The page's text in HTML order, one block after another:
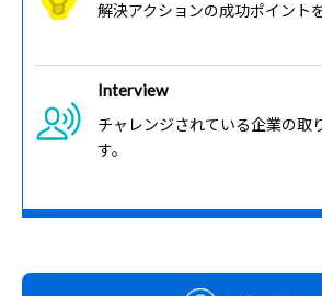
解決アクションの成功ポイント
Interview
チャレンジされている企業の取
す。